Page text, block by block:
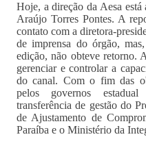
Hoje, a direção da Aesa
Araújo Torres Pontes. A
contato com a diretora-
de imprensa do órgão,
edição, não obteve retorno.
gerenciar e controlar a
do canal. Com o fim das
pelos governos
transferência de gestão do
de Ajustamento de
Paraíba e o Ministério da